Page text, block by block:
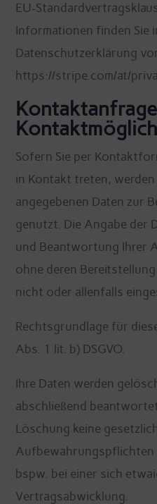
EU-
Informationen finden Sie
Datenschutzerklärung
https://stripe.com/at/
Sofern Sie per
in Kontakt treten, werden
angegebenen Daten zur
genutzt. Die Angabe der
und Beantwortung Ihrer
ohne deren
nicht oder allenfalls
Rechtsgrundlage für
Abs. 1 lit. b) DSGVO.
Ihre Daten werden
abschließend
Löschung keine
Aufbewahrungspflichten
bspw. bei einer sich
Vertragsabwicklung.